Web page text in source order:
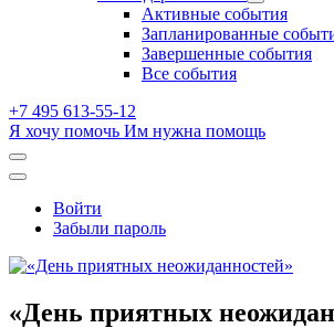
Expand
dropdown
Активные события
Запланированные
Завершенные события
Все события
+7 495 613-55-12
Я хочу помочь Им нужна помощь
Открыть
поиск
Профиль
Войти
Забыли пароль
«День приятных